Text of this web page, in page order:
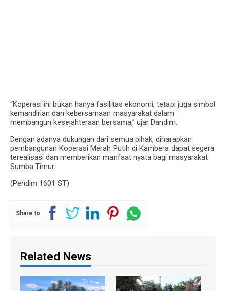
“Koperasi ini bukan hanya fasilitas ekonomi, tetapi juga simbol
kemandirian dan kebersamaan masyarakat dalam
membangun kesejahteraan bersama,” ujar Dandim.
Dengan adanya dukungan dari semua pihak, diharapkan
pembangunan Koperasi Merah Putih di Kambera dapat segera
terealisasi dan memberikan manfaat nyata bagi masyarakat
Sumba Timur.
(Pendim 1601 ST)
Share to
Related News